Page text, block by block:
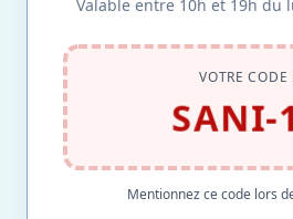
Valable entre 10h et 19h du
VOTRE CODE
SANI-
Mentionnez ce code lors